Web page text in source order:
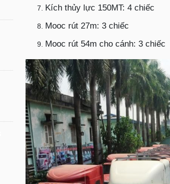
Kích thủy lực 150MT: 4 chiếc
Mooc rút 27m: 3 chiếc
Mooc rút 54m cho cánh: 3 chiếc